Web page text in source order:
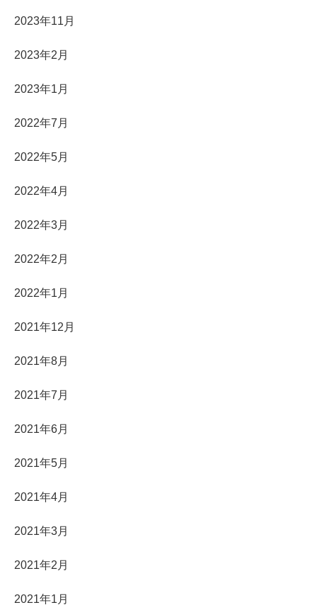
2023年11月
2023年2月
2023年1月
2022年7月
2022年5月
2022年4月
2022年3月
2022年2月
2022年1月
2021年12月
2021年8月
2021年7月
2021年6月
2021年5月
2021年4月
2021年3月
2021年2月
2021年1月